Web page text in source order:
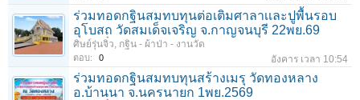
ร่วมทอดกฐินสมทบทุนต่อเติมศาลาเเละปูพื้นรอบ
อุโบสถ วัดสมเด็จเจริญ จ.กาญจนบุรี 22พย.69
ศิษย์รุ่นจิ๋ว, กฐิน - ผ้าป่า - งานวัด
ตอบ: 0 อังคาร เวลา 10:54
ร่วมทอดกฐินสมทบทุนสร้างเมรุ วัดทองหลาง
อ.บ้านนา จ.นครนายก 1พย.2569